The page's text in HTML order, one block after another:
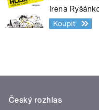
Irena
Koupit
Český rozhlas